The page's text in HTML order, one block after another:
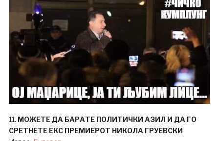
11. МОЖЕТЕ ДА БАРАТЕ ПОЛИТИЧКИ АЗИЛ И ДА ГО
СРЕТНЕТЕ ЕКС ПРЕМИЕРОТ НИКОЛА ГРУЕВСКИ